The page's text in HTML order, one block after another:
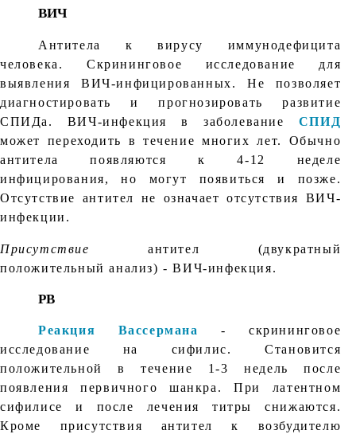
ВИЧ
Антитела к вирусу иммунодефицита
человека. Скрининговое исследование для
выявления ВИЧ-инфицированных. Не позволяет
диагностировать и прогнозировать развитие
СПИДа. ВИЧ-инфекция в заболевание СПИД
может переходить в течение многих лет. Обычно
антитела появляются к 4-12 неделе
инфицирования, но могут появиться и позже.
Отсутствие антител не означает отсутствия ВИЧ-
инфекции.
Присутствие антител (двукратный
положительный анализ) - ВИЧ-инфекция.
РВ
Реакция Вассермана
- скрининговое
исследование на сифилис. Становится
положительной в течение 1-3 недель после
появления первичного шанкра. При латентном
сифилисе и после лечения титры снижаются.
Кроме присутствия антител к возбудителю